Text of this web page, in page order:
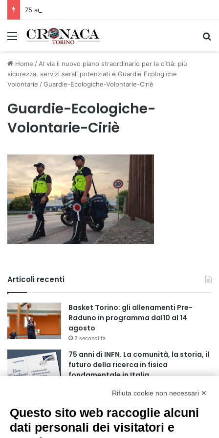
Menu
Home /Al via il nuovo piano straordinario per la città: più
sicurezza, servizi serali potenziati e Guardie Ecologiche
Volontarie /Guardie-Ecologiche-Volontarie-Ciriè
Guardie-Ecologiche-
Volontarie-Ciriè
Articoli recenti
Basket Torino: gli allenamenti Pre-
Raduno in programma dal10 al 14
agosto
2 secondi fa
75 anni di INFN. La comunità, la storia, il
futuro della ricerca in fisica
fondamentale in Italia
nel pieno della stagione turistica
4 ore fa
Rifiuta cookie non necessari ✕
Questo sito web raccoglie alcuni
dati personali dei visitatori e